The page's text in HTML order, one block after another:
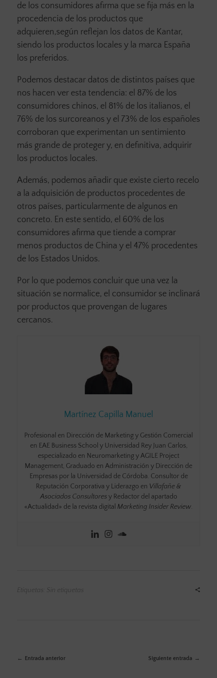
de los consumidores afirma que se fija más en la
procedencia de los productos que
adquieren,según reflejan los datos de Kantar,
siendo los productos locales y la marca España
los preferidos.
Podemos destacar datos de distintos países que
nos hacen ver esta tendencia: el 87% de los
consumidores chinos, el 81% de los italianos, el
76% de los surcoreanos y el 73% de los españoles
corroboran que experimentan un sentimiento
más grande de proteger y, en definitiva, adquirir
los productos locales.
Además, podemos añadir que existe cierto recelo
a la adquisición de productos procedentes de
otros países, particularmente de algunos en
concreto. En este sentido, el 60% de los
consumidores afirma que tiende a comprar
menos productos de China y el 47% procedentes
de los Estados Unidos.
Por lo que podemos concluir que una vez la
situación se normalice, el consumidor se inclinará
por productos que provengan de lugares
cercanos.
Martínez Capilla Manuel
Profesional en Dirección de Marketing y Gestión Comercial
en EAE Business School y Universidad Rey Juan Carlos,
especializado en Neuromarketing y AGILE Project
Management, Graduado en Administración y Dirección de
Empresas por la Universidad de Córdoba. Consultor de
Reputación Corporativa y Liderazgo en Villafañe &
Asociados Consultoresy Redactor del apartado
«Actualidad» de la revista digital Marketing Insider Review.
Etiquetas: Sin etiquetas
Entrada anterior Siguiente entrada